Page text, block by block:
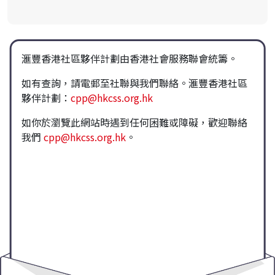
滙豐香港社區夥伴計劃由香港社會服務聯會統籌。
如有查詢，請電郵至社聯與我們聯絡。滙豐香港社區
夥伴計劃： cpp@hkcss.org.hk
如你於瀏覽此網站時遇到任何困難或障礙，歡迎聯絡
我們 cpp@hkcss.org.hk。